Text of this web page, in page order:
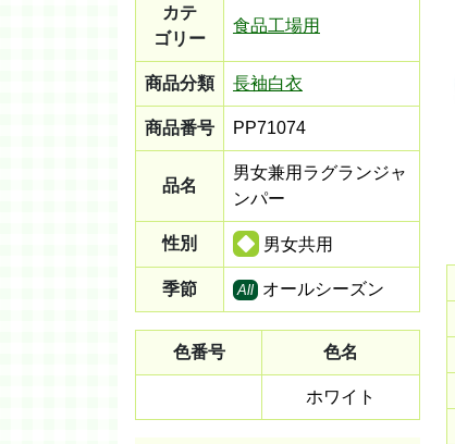
カテ
ゴリー
食品工場用
商品分類 長袖白衣
商品番号 PP71074
品名
男女兼用ラグランジャ
ンパー
性別 男女共用
季節 All オールシーズン
色番号 色名
ホワイト